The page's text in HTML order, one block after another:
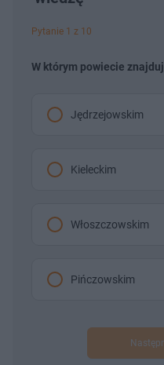
Pytanie 1 z 10
W którym powiecie
Jędrzejowskim
Kieleckim
Włoszczowskim
Pińczowskim